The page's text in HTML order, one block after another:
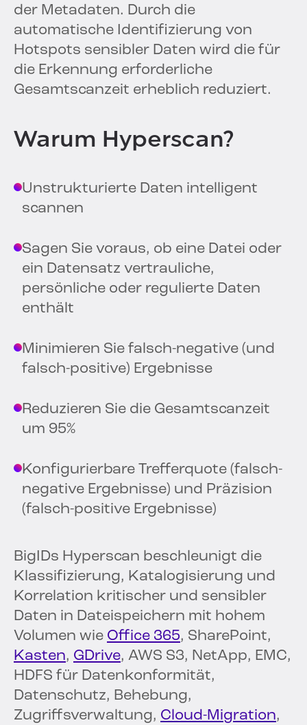
der Metadaten. Durch die
automatische Identifizierung von
Hotspots sensibler Daten wird die für
die Erkennung erforderliche
Gesamtscanzeit erheblich reduziert.
Warum Hyperscan?
Unstrukturierte Daten intelligent
scannen
Sagen Sie voraus, ob eine Datei oder
ein Datensatz vertrauliche,
persönliche oder regulierte Daten
enthält
Minimieren Sie falsch-negative (und
falsch-positive) Ergebnisse
Reduzieren Sie die Gesamtscanzeit
um 95%
Konfigurierbare Trefferquote (falsch-
negative Ergebnisse) und Präzision
(falsch-positive Ergebnisse)
BigIDs Hyperscan beschleunigt die
Klassifizierung, Katalogisierung und
Korrelation kritischer und sensibler
Daten in Dateispeichern mit hohem
Volumen wie Office 365, SharePoint,
Kasten, GDrive, AWS S3, NetApp, EMC,
HDFS für Datenkonformität,
Datenschutz, Behebung,
Zugriffsverwaltung, Cloud-Migration,